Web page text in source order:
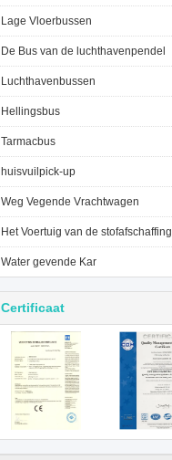
Lage Vloerbussen
De Bus van de luchthavenpendel
Luchthavenbussen
Hellingsbus
Tarmacbus
huisvuilpick-up
Weg Vegende Vrachtwagen
Het Voertuig van de stofafschaffing
Water gevende Kar
Certificaat